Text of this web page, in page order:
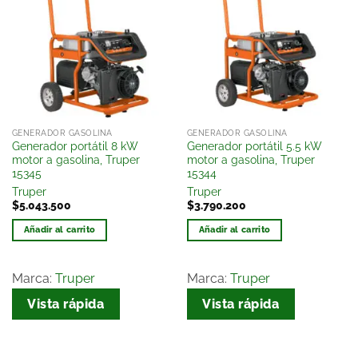
lista
de
deseos
GENERADOR GASOLINA
Generador portátil 8 kW
motor a gasolina, Truper
15345
Truper
$5.043.500
Añadir al carrito
Marca: Truper
Vista rápida
de
deseos
GENERADOR GASOLINA
Generador portátil 5.5 kW
motor a gasolina, Truper
15344
Truper
$3.790.200
Añadir al carrito
Marca: Truper
Vista rápida